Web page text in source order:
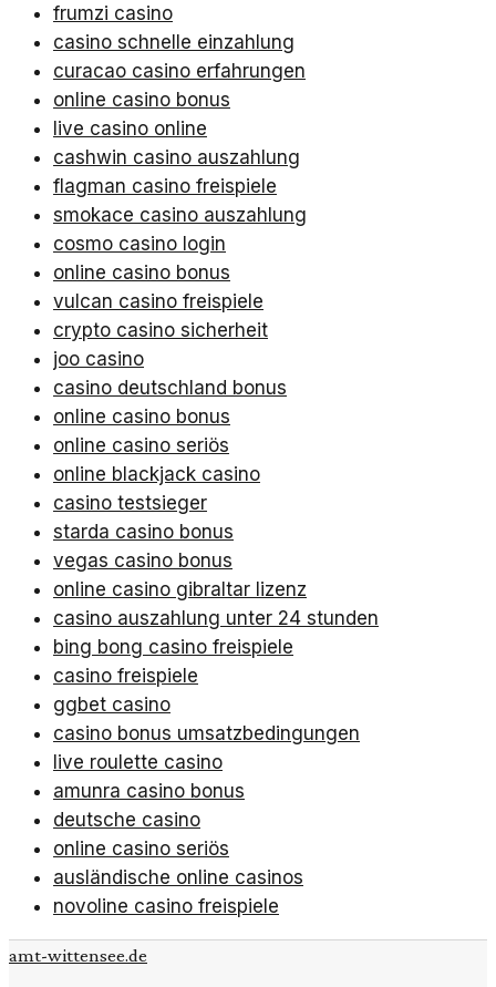
frumzi casino
casino schnelle einzahlung
curacao casino erfahrungen
online casino bonus
live casino online
cashwin casino auszahlung
flagman casino freispiele
smokace casino auszahlung
cosmo casino login
online casino bonus
vulcan casino freispiele
crypto casino sicherheit
joo casino
casino deutschland bonus
online casino bonus
online casino seriös
online blackjack casino
casino testsieger
starda casino bonus
vegas casino bonus
online casino gibraltar lizenz
casino auszahlung unter 24 stunden
bing bong casino freispiele
casino freispiele
ggbet casino
casino bonus umsatzbedingungen
live roulette casino
amunra casino bonus
deutsche casino
online casino seriös
ausländische online casinos
novoline casino freispiele
amt-wittensee.de